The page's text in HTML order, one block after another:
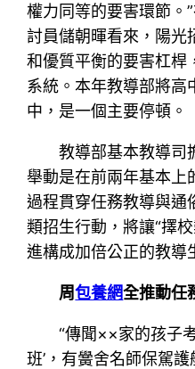
權力同等的要害環節。
討員儲朝暉看來，陽光
和優質平衡的要害杠桿
系統。本年教導部將高
中，是一個主要停頓。
教導部基本教導司
舉動是在前兩年基本上
過程貫穿任務教導與通
類招生行動，將讓“擇
進構成加倍公正的教導
周包養網全推動任
“傳聞××家的孩子
班’，有黌舍名師保駕